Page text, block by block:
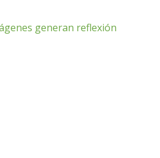
generan reflexión